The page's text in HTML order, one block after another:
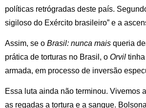
políticas retrógradas deste país.
sigiloso do Exército brasileiro” e a
Assim, se o Brasil: nunca mais queria
prática de torturas no Brasil, o Orvil
armada, em processo de inversão
Essa luta ainda não terminou. Vivemos
as regadas a tortura e a sangue.